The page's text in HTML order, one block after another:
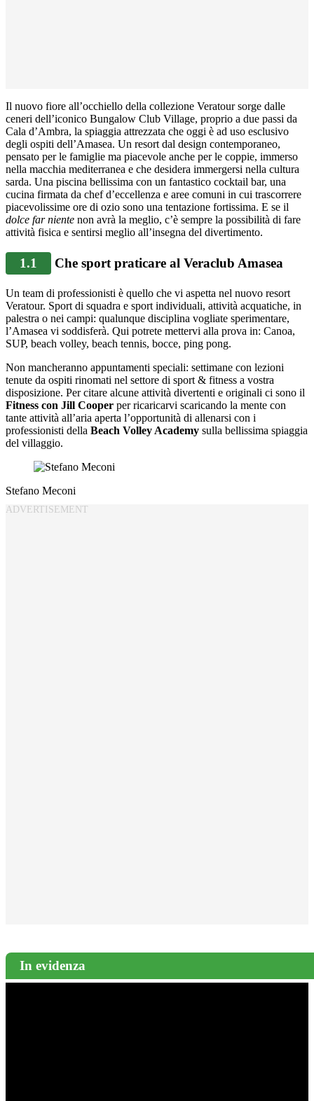
Il nuovo fiore all’occhiello della collezione Veratour sorge dalle
ceneri dell’iconico Bungalow Club Village, proprio a due passi da
Cala d’Ambra, la spiaggia attrezzata che oggi è ad uso esclusivo
degli ospiti dell’Amasea. Un resort dal design contemporaneo,
pensato per le famiglie ma piacevole anche per le coppie, immerso
nella macchia mediterranea e che desidera immergersi nella cultura
sarda. Una piscina bellissima con un fantastico cocktail bar, una
cucina firmata da chef d’eccellenza e aree comuni in cui trascorrere
piacevolissime ore di ozio sono una tentazione fortissima. E se il
dolce far niente non avrà la meglio, c’è sempre la possibilità di fare
attività fisica e sentirsi meglio all’insegna del divertimento.
1.1 Che sport praticare al Veraclub Amasea
Un team di professionisti è quello che vi aspetta nel nuovo resort
Veratour. Sport di squadra e sport individuali, attività acquatiche, in
palestra o nei campi: qualunque disciplina vogliate sperimentare,
l’Amasea vi soddisferà. Qui potrete mettervi alla prova in: Canoa,
SUP, beach volley, beach tennis, bocce, ping pong.
Non mancheranno appuntamenti speciali: settimane con lezioni
tenute da ospiti rinomati nel settore di sport & fitness a vostra
disposizione. Per citare alcune attività divertenti e originali ci sono il
Fitness con Jill Cooper per ricaricarvi scaricando la mente con
tante attività all’aria aperta l’opportunità di allenarsi con i
professionisti della Beach Volley Academy sulla bellissima spiaggia
del villaggio.
Stefano Meconi
In evidenza